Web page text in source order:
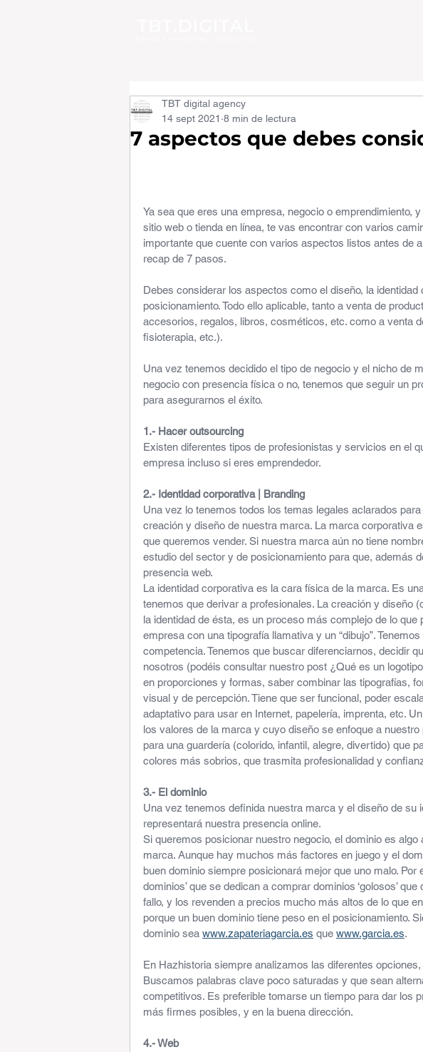
7 aspectos que debes
TBT digital agency
14 sept 2021 8 min de lectura
Ya sea que eres una empresa, negocio o emprendimiento,
sitio web o tienda en línea, te vas encontrar con varios
importante que cuente con varios aspectos listos antes de
recap de 7 pasos.
Debes considerar los aspectos como el diseño, la
posicionamiento. Todo ello aplicable, tanto a venta de
accesorios, regalos, libros, cosméticos, etc. como a venta
fisioterapia, etc.).
Una vez tenemos decidido el tipo de negocio y el nicho de
negocio con presencia física o no, tenemos que seguir un
para asegurarnos el éxito.
1.- Hacer outsourcing
Existen diferentes tipos de profesionistas y servicios en el
empresa incluso si eres emprendedor.
2.- Identidad corporativa | Branding
Una vez lo tenemos todos los temas legales aclarados
creación y diseño de nuestra marca. La marca corporativa
que queremos vender. Si nuestra marca aún no tiene
estudio del sector y de posicionamiento para que, además
presencia web.
La identidad corporativa es la cara física de la marca. Es
tenemos que derivar a profesionales. La creación y diseño
la identidad de ésta, es un proceso más complejo de lo
empresa con una tipografía llamativa y un “dibujo”.
competencia. Tenemos que buscar diferenciarnos, decidir
nosotros (podéis consultar nuestro post ¿Qué es un
en proporciones y formas, saber combinar las tipografías,
visual y de percepción. Tiene que ser funcional, poder
adaptativo para usar en Internet, papelería, imprenta, etc.
los valores de la marca y cuyo diseño se enfoque a
para una guardería (colorido, infantil, alegre, divertido) que
colores más sobrios, que trasmita profesionalidad y
3.- El dominio
Una vez tenemos definida nuestra marca y el diseño de su
representará nuestra presencia online.
Si queremos posicionar nuestro negocio, el dominio es
marca. Aunque hay muchos más factores en juego y el
buen dominio siempre posicionará mejor que uno malo. Por
dominios’ que se dedican a comprar dominios ‘golosos’
fallo, y los revenden a precios mucho más altos de lo que
porque un buen dominio tiene peso en el posicionamiento.
dominio sea www.zapateriagarcia.es que www.garcia.es.
En Hazhistoria siempre analizamos las diferentes
Buscamos palabras clave poco saturadas y que sean
competitivos. Es preferible tomarse un tiempo para dar los
más firmes posibles, y en la buena dirección.
4.- Web